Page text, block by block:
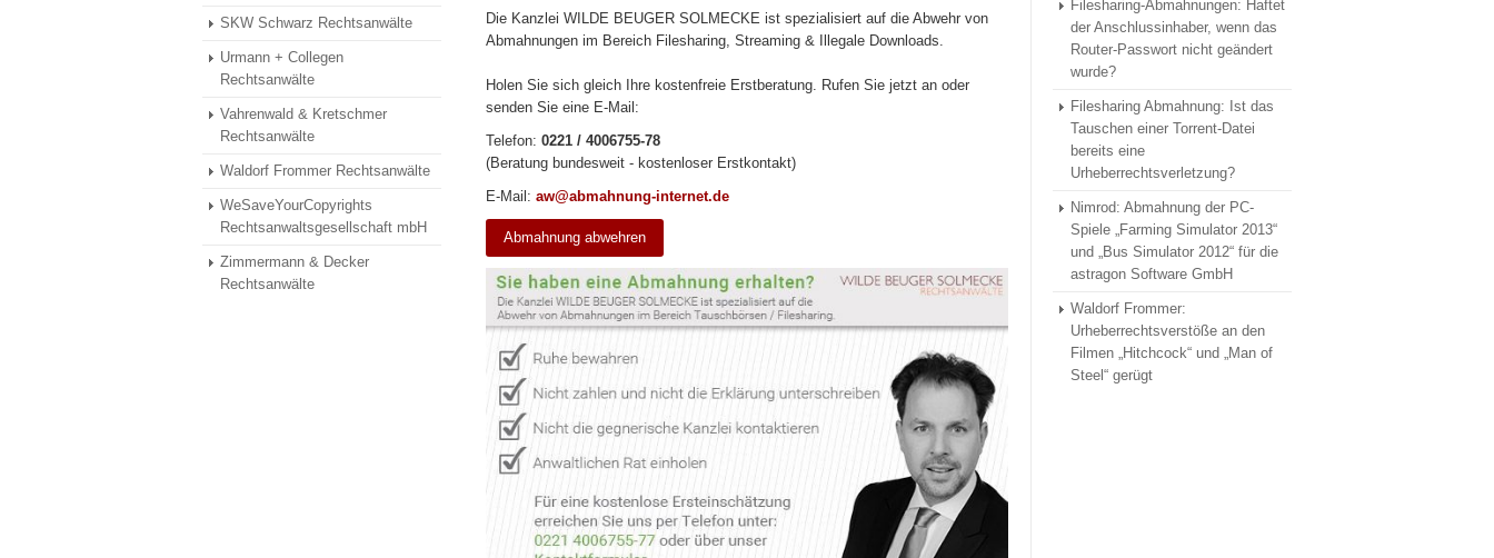
Die Kanzlei WILDE BEUGER SOLMECKE ist spezialisiert auf die Abwehr von
Abmahnungen im Bereich Filesharing, Streaming & Illegale Downloads.
Holen Sie sich gleich Ihre kostenfreie Erstberatung. Rufen Sie jetzt an oder
senden Sie eine E-Mail:
Telefon: 0221 / 4006755-78
(Beratung bundesweit - kostenloser Erstkontakt)
E-Mail: aw@abmahnung-internet.de
Abmahnung abwehren
SKW Schwarz Rechtsanwälte
Urmann + Collegen
Rechtsanwälte
Vahrenwald & Kretschmer
Rechtsanwälte
Waldorf Frommer Rechtsanwälte
WeSaveYourCopyrights
Rechtsanwaltsgesellschaft mbH
Zimmermann & Decker
Rechtsanwälte
Filesharing-Abmahnungen: Haftet
der Anschlussinhaber, wenn das
Router-Passwort nicht geändert
wurde?
Filesharing Abmahnung: Ist das
Tauschen einer Torrent-Datei
bereits eine
Urheberrechtsverletzung?
Nimrod: Abmahnung der PC-
Spiele „Farming Simulator 2013“
und „Bus Simulator 2012“ für die
astragon Software GmbH
Waldorf Frommer:
Urheberrechtsverstöße an den
Filmen „Hitchcock“ und „Man of
Steel“ gerügt